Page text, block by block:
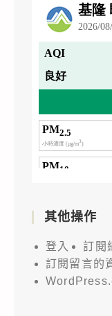
其他操作
登入
訂閱
訂閱留言的